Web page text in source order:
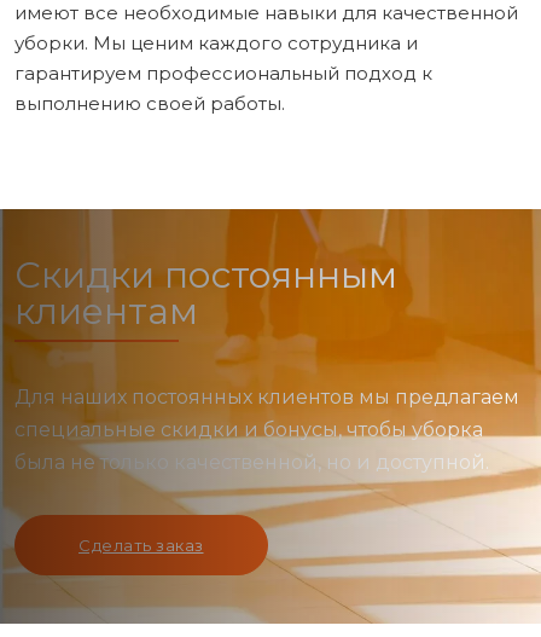
имеют все необходимые навыки для качественной
уборки. Мы ценим каждого сотрудника и
гарантируем профессиональный подход к
выполнению своей работы.
Скидки постоянным
клиентам
Для наших постоянных клиентов мы предлагаем
специальные скидки и бонусы, чтобы уборка
была не только качественной, но и доступной.
Сделать заказ